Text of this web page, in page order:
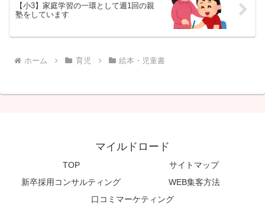
【小3】家庭学習の一環として週1回の親
塾をしています
ホーム 育児 絵本・児童書
マイルドロード
TOP
サイトマップ
新卒採用コンサルティング
WEB集客方法
口コミマーケティング